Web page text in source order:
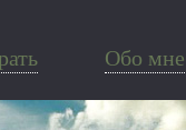
Обо мне